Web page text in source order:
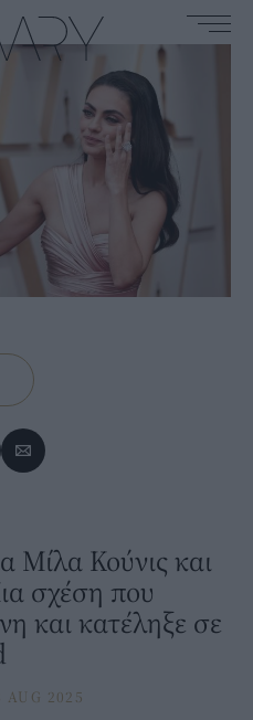
Μίλα Κούνις και
σχέση που
και κατέληξε σε
AUG 2025